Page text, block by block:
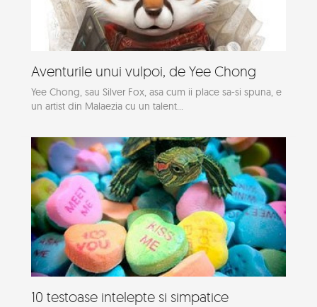
Aventurile unui vulpoi, de Yee Chong
Yee Chong, sau Silver Fox, asa cum ii place sa-si spuna, e
un artist din Malaezia cu un talent...
10 testoase intelepte si simpatice